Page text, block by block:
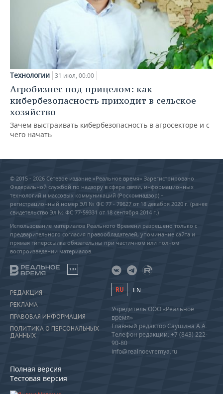
Технологии 31 июл, 00:00
Агробизнес под прицелом: как
кибербезопасность приходит в сельское
хозяйство
Зачем выстраивать кибербезопасность в агросекторе и с
чего начать
© 2015 - 2026 Сетевое издание «Реальное время» Зарегистрировано
Федеральной службой по надзору в сфере связи, информационных
технологий и массовых коммуникаций (Роскомнадзор) –
регистрационный номер ЭЛ № ФС 77 - 79627 от 18 декабря 2020 г. (ранее
свидетельство Эл № ФС 77-59331 от 18 сентября 2014 г.)
Использование материалов Реального Времени разрешено только с
предварительного согласия правообладателей, упоминание сайта и
прямая гиперссылка обязательны при частичном или полном
воспроизведении материалов.
18+
РЕДАКЦИЯ
РЕКЛАМА
ПРАВОВАЯ ИНФОРМАЦИЯ
ПОЛИТИКА О ПЕРСОНАЛЬНЫХ
ДАННЫХ
Полная версия
Тестовая версия
RU EN
Учредитель ООО «Реальное
время»
Главный редактор Саушина А.А.
Телефон редакции: +7 (843) 222-
90-80
info@realnoevremya.ru